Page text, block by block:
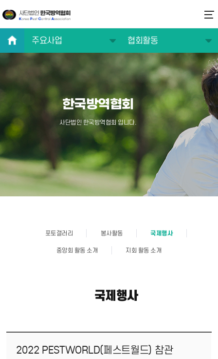
주요사업
연구/기술/정보
교육/자격증
방역전문가 찾기
협회활동
협력사업
협회일정
협회활동
한국방역협회
사단법인 한국방역협회 입니다.
포토갤러리 봉사활동 국제행사
중앙회 활동 소개 지회 활동 소개
국제행사
2022 PESTWORLD(페스트월드) 참관